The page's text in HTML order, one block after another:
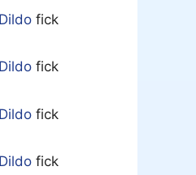
Dildo fick
Dildo fick
Dildo fick
Dildo fick